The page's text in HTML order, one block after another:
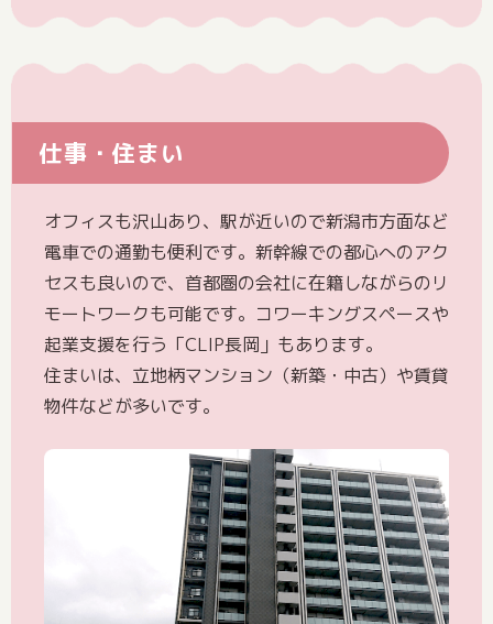
仕事・住まい
オフィスも沢山あり、駅が近いので新潟市方面など
電車での通勤も便利です。新幹線での都心へのアク
セスも良いので、首都圏の会社に在籍しながらのリ
モートワークも可能です。コワーキングスペースや
起業支援を行う「CLIP長岡」もあります。
住まいは、立地柄マンション（新築・中古）や賃貸
物件などが多いです。